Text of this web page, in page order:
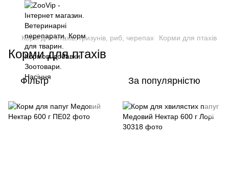
Корм для птахів, гризунів, риб, черепах Корми для птахів
Корми для птахів
Фільтр За популярністю